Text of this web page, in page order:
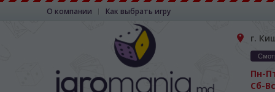
О компании Как выбрать игру
г.
Пн-
Сб-